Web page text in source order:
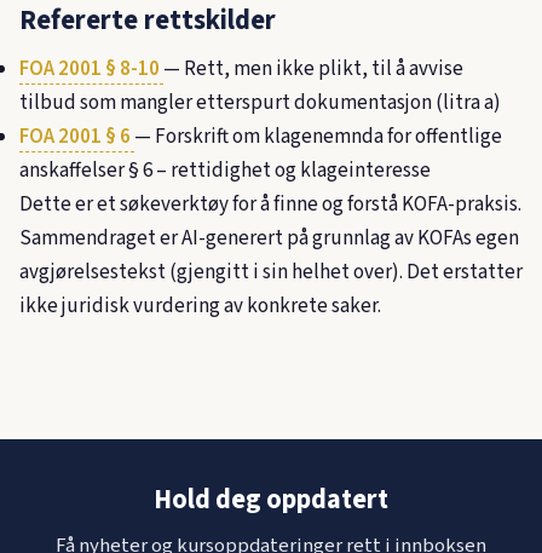
Refererte rettskilder
FOA 2001 § 8-10 — Rett, men ikke plikt, til å avvise
tilbud som mangler etterspurt dokumentasjon (litra a)
FOA 2001 § 6 — Forskrift om klagenemnda for offentlige
anskaffelser § 6 – rettidighet og klageinteresse
Dette er et søkeverktøy for å finne og forstå KOFA-praksis.
Sammendraget er AI-generert på grunnlag av KOFAs egen
avgjørelsestekst (gjengitt i sin helhet over). Det erstatter
ikke juridisk vurdering av konkrete saker.
Hold deg oppdatert
Få nyheter og kursoppdateringer rett i innboksen